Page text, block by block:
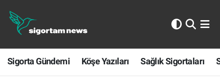
Sigorta Gündemi Köşe Yazıları Sağlık Sigortaları
Sigorta Gündemi
Köşe Yazıları